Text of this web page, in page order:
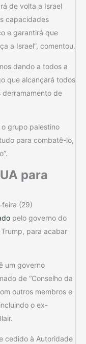
de volta a Israel
capacidades
e garantirá que
a Israel”, comentou.
dando a todos a
que alcançará todos
derramamento de
o grupo palestino
para combatê-lo,
para
feira (29)
pelo governo do
para acabar
um governo
de “Conselho da
outros membros e
o ex-
cedido à Autoridade